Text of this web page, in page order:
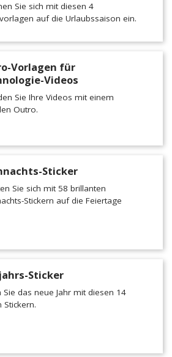
Sie sich mit diesen 4
auf die Urlaubssaison ein.
Vorlagen für
Videos
Sie Ihre Videos mit einem
Outro.
Sticker
Sie sich mit 58 brillanten
Stickern auf die Feiertage
Sticker
Sie das neue Jahr mit diesen 14
Stickern.